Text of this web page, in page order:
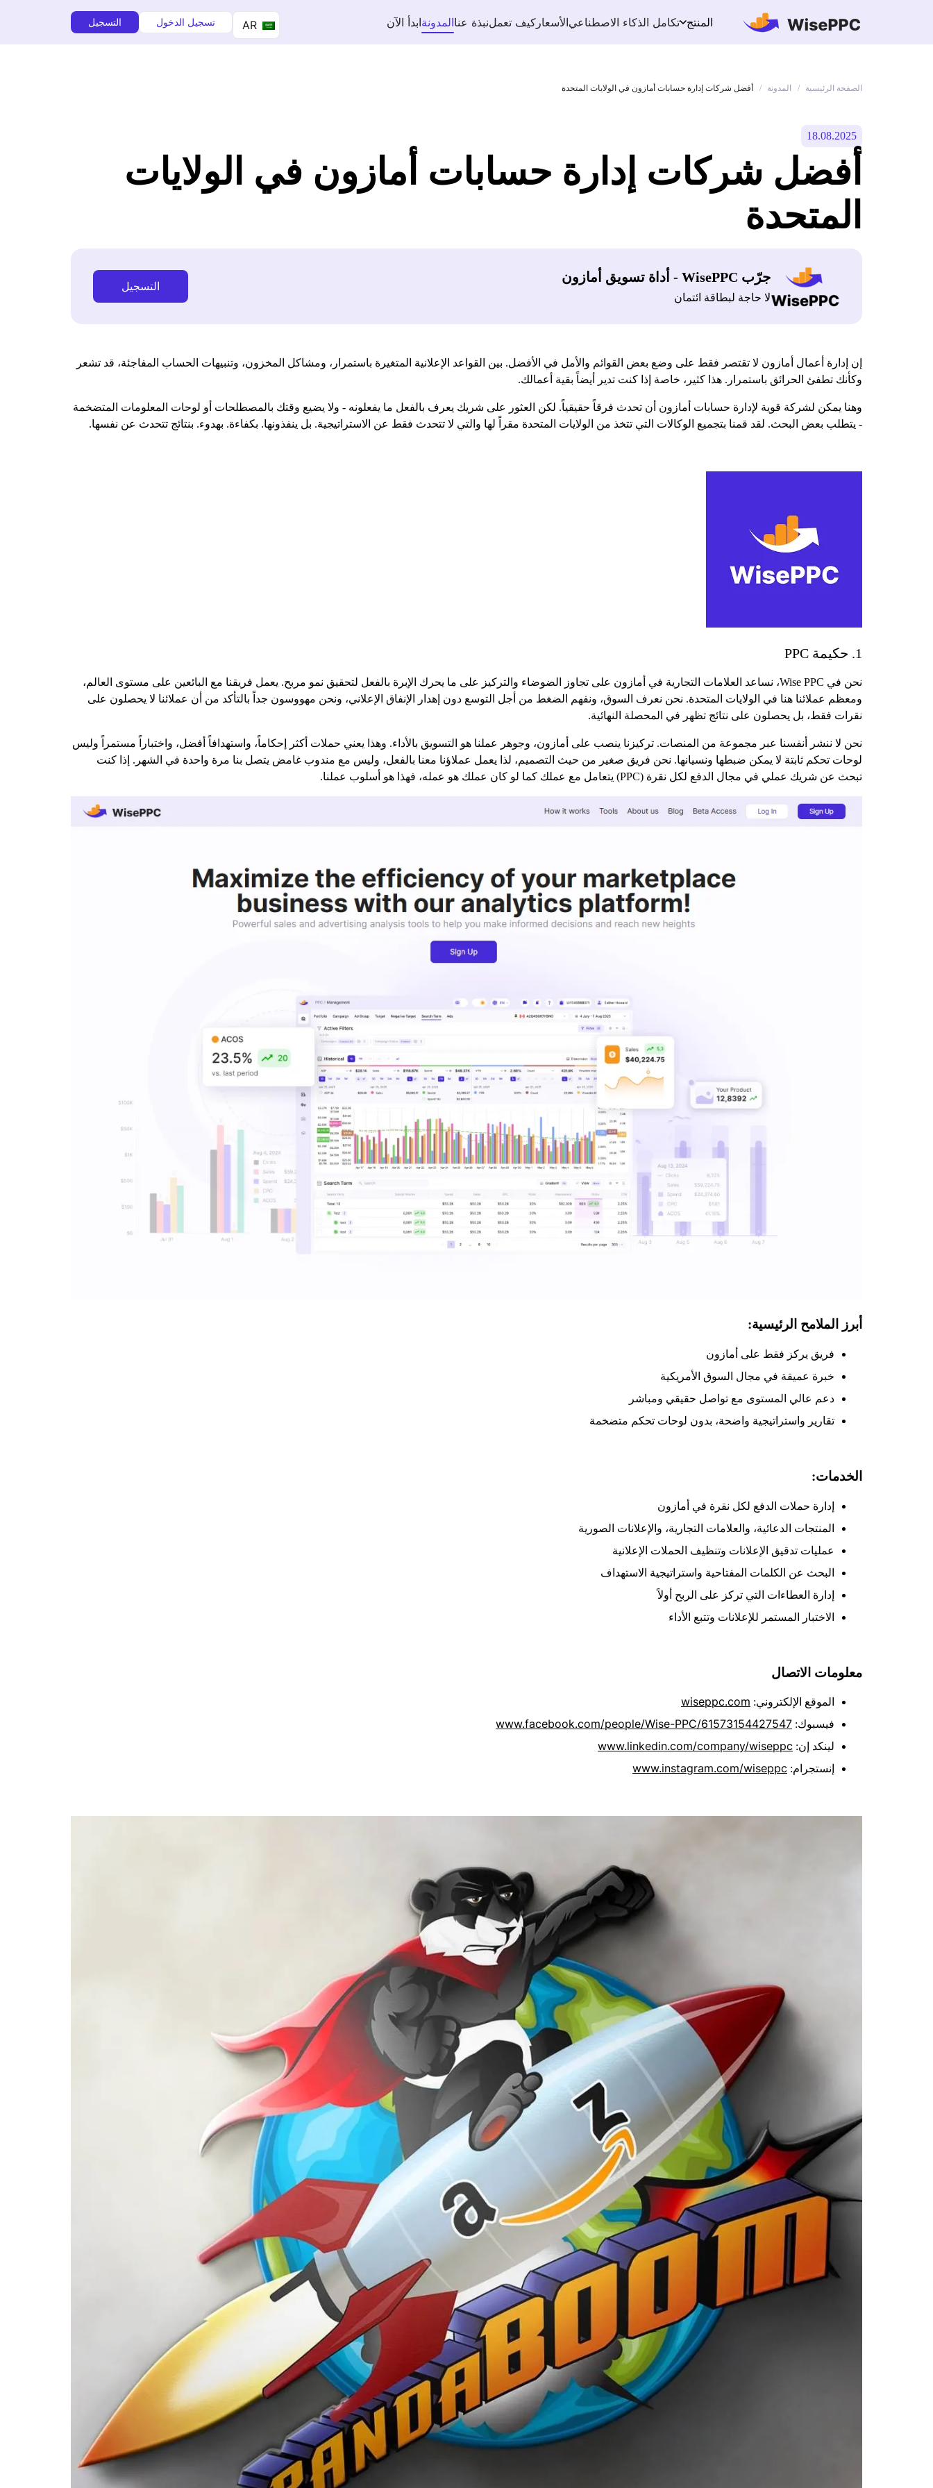
المنتج تكامل الذكاء الاصطناعيالأسعار كيف تعملنبذة عناالمدونةابدأ الآن تسجيل الدخول التسجيل
الصفحة الرئيسية / المدونة / أفضل شركات إدارة حسابات أمازون في الولايات المتحدة
18.08.2025
أفضل شركات إدارة حسابات أمازون في الولايات
المتحدة
جرّب WisePPC - أداة تسويق أمازون
لا حاجة لبطاقة ائتمان
التسجيل
إن إدارة أعمال أمازون لا تقتصر فقط على وضع بعض القوائم والأمل في الأفضل. بين القواعد الإعلانية المتغيرة باستمرار، ومشاكل المخزون، وتنبيهات الحساب المفاجئة، قد تشعر
وكأنك تطفئ الحرائق باستمرار. هذا كثير، خاصة إذا كنت تدير أيضاً بقية أعمالك.
وهنا يمكن لشركة قوية لإدارة حسابات أمازون أن تحدث فرقاً حقيقياً. لكن العثور على شريك يعرف بالفعل ما يفعلونه - ولا يضيع وقتك بالمصطلحات أو لوحات المعلومات المتضخمة
- يتطلب بعض البحث. لقد قمنا بتجميع الوكالات التي تتخذ من الولايات المتحدة مقراً لها والتي لا تتحدث فقط عن الاستراتيجية. بل ينفذونها. بكفاءة. بهدوء. بنتائج تتحدث عن نفسها.
1. حكيمة PPC
نحن في Wise PPC، نساعد العلامات التجارية في أمازون على تجاوز الضوضاء والتركيز على ما يحرك الإبرة بالفعل لتحقيق نمو مربح. يعمل فريقنا مع البائعين على مستوى العالم،
ومعظم عملائنا هنا في الولايات المتحدة. نحن نعرف السوق، ونفهم الضغط من أجل التوسع دون إهدار الإنفاق الإعلاني، ونحن مهووسون جداً بالتأكد من أن عملائنا لا يحصلون على
نقرات فقط، بل يحصلون على نتائج تظهر في المحصلة النهائية.
نحن لا ننشر أنفسنا عبر مجموعة من المنصات. تركيزنا ينصب على أمازون، وجوهر عملنا هو التسويق بالأداء. وهذا يعني حملات أكثر إحكاماً، واستهدافاً أفضل، واختباراً مستمراً وليس
لوحات تحكم ثابتة لا يمكن ضبطها ونسيانها. نحن فريق صغير من حيث التصميم، لذا يعمل عملاؤنا معنا بالفعل، وليس مع مندوب غامض يتصل بنا مرة واحدة في الشهر. إذا كنت
تبحث عن شريك عملي في مجال الدفع لكل نقرة (PPC) يتعامل مع عملك كما لو كان عملك هو عمله، فهذا هو أسلوب عملنا.
أبرز الملامح الرئيسية:
فريق يركز فقط على أمازون
خبرة عميقة في مجال السوق الأمريكية
دعم عالي المستوى مع تواصل حقيقي ومباشر
تقارير واستراتيجية واضحة، بدون لوحات تحكم متضخمة
الخدمات:
إدارة حملات الدفع لكل نقرة في أمازون
المنتجات الدعائية، والعلامات التجارية، والإعلانات الصورية
عمليات تدقيق الإعلانات وتنظيف الحملات الإعلانية
البحث عن الكلمات المفتاحية واستراتيجية الاستهداف
إدارة العطاءات التي تركز على الربح أولاً
الاختبار المستمر للإعلانات وتتبع الأداء
معلومات الاتصال
الموقع الإلكتروني: wiseppc.com
فيسبوك: www.facebook.com/people/Wise-PPC/61573154427547
لينكد إن: www.linkedin.com/company/wiseppc
إنستجرام: www.instagram.com/wiseppc